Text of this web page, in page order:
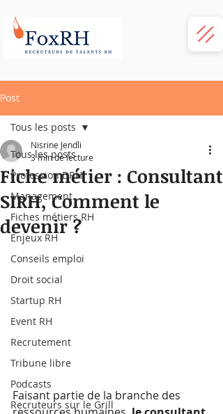
Post
Tous les posts
Profession DRH
Management
Fiches métiers RH
Enjeux RH
Conseils emploi
Droit social
Startup RH
Event RH
Recrutement
Tribune libre
Podcasts
Recruteurs sur le Grill
Tous les posts
Fiche métier : Consultant
SIRH, Comment le
devenir ?
Nisrine Jendli
3 min de lecture
Faisant partie de la branche des